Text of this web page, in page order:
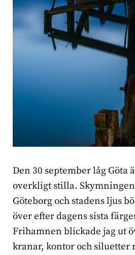
Den 30 september låg Göta
overkligt stilla.
Göteborg och stadens ljus
över efter dagens sista
Frihamnen blickade jag ut
kranar, kontor och siluetter